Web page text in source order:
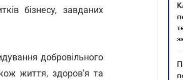
бізнесу, завданих
добровільного
життя, здоров'я та